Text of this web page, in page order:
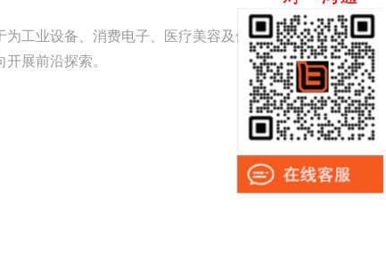
工业设备、消费电子、医疗美容及健康护理等
展前沿探索。